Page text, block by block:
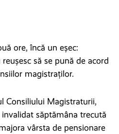
ore, încă un eșec:
să se pună de acord
magistraților.
Consiliului Magistraturii,
săptămâna trecută
vârsta de pensionare